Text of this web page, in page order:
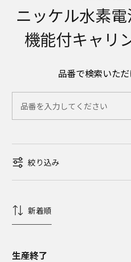
ニッケル水素
機能付キャリ
品番で検索いただ
絞り込み
新着順
生産終了